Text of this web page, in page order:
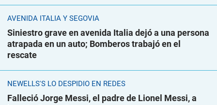
AVENIDA ITALIA Y SEGOVIA
Siniestro grave en avenida Italia dejó a una persona
atrapada en un auto; Bomberos trabajó en el
rescate
NEWELLS'S LO DESPIDIÓ EN REDES
Falleció Jorge Messi, el padre de Lionel Messi, a